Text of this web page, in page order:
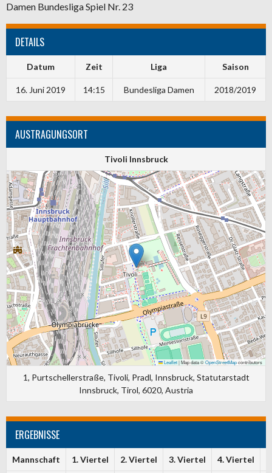
Damen Bundesliga Spiel Nr. 23
DETAILS
Datum Zeit Liga Saison
16. Juni 2019 14:15 Bundesliga Damen 2018/2019
AUSTRAGUNGSORT
Tivoli Innsbruck
Leaflet|Map data ©OpenStreetMapcontributors
1, Purtschellerstraße, Tivoli, Pradl, Innsbruck, Statutarstadt
Innsbruck, Tirol, 6020, Austria
ERGEBNISSE
Mannschaft 1. Viertel 2. Viertel 3. Viertel 4. Viertel